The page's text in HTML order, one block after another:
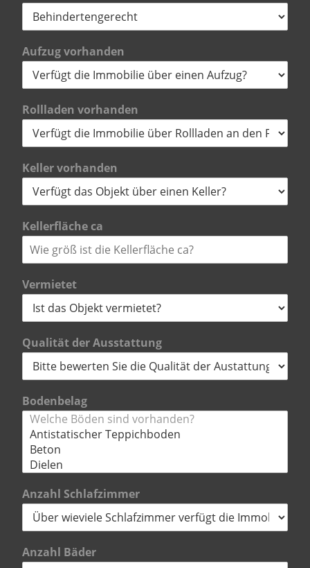
Aufzug vorhanden
Rollladen vorhanden
Keller vorhanden
Kellerfläche ca
Vermietet
Qualität der Ausstattung
Bodenbelag
Anzahl Schlafzimmer
Anzahl Bäder